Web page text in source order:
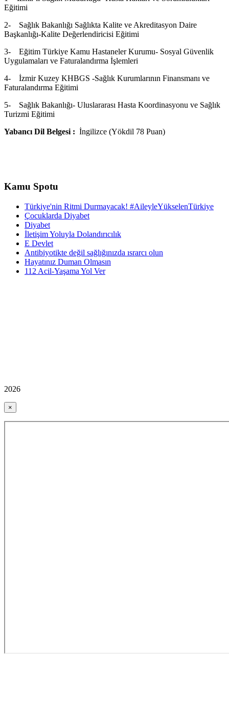
Eğitimi
2-
Sağlık Bakanlığı Sağlıkta Kalite ve Akreditasyon Daire
Başkanlığı-Kalite Değerlendiricisi Eğitimi
3-
Eğitim Türkiye Kamu Hastaneler Kurumu- Sosyal Güvenlik
Uygulamaları ve Faturalandırma İşlemleri
4-
İzmir Kuzey KHBGS -Sağlık Kurumlarının Finansmanı ve
Faturalandırma Eğitimi
5-
Sağlık Bakanlığı- Uluslararası Hasta Koordinasyonu ve Sağlık
Turizmi Eğitimi
Yabancı Dil Belgesi : İngilizce (Yökdil 78 Puan)
Kamu Spotu
Türkiye'nin Ritmi Durmayacak! #AileyleYükselenTürkiye
Çocuklarda Diyabet
Diyabet
İletişim Yoluyla Dolandırıcılık
E Devlet
Antibiyotikte değil sağlığınızda ısrarcı olun
Hayatınız Duman Olmasın
112 Acil-Yaşama Yol Ver
2026
×